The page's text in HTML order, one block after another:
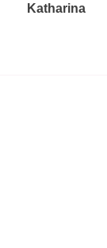
Katharina